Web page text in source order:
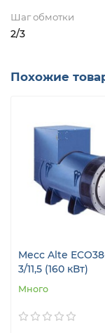
Шаг обмотки
2/3
Похожие
Mecc Alte
3/11,5 (160 кВт)
Много